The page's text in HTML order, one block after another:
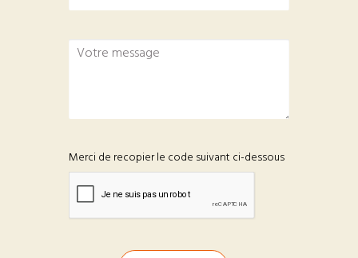
Merci de recopier le code suivant ci-dessous